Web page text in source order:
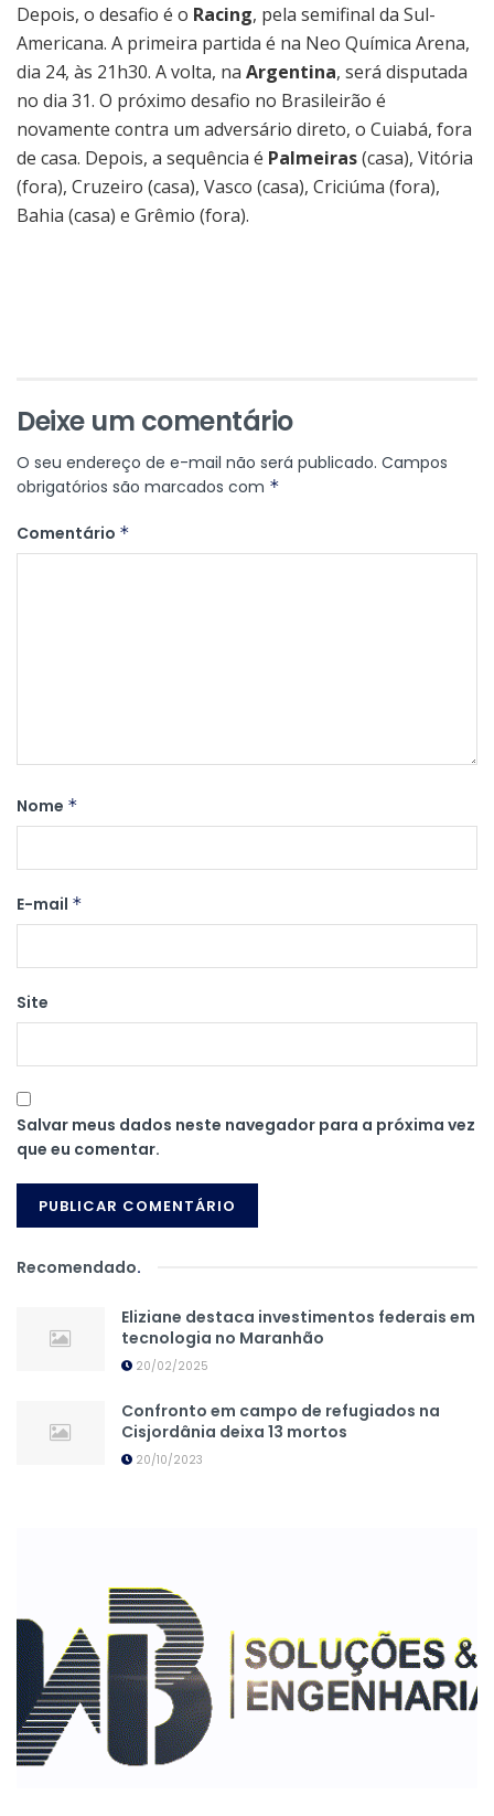
Depois, o desafio é o Racing, pela semifinal da Sul-
Americana. A primeira partida é na Neo Química Arena,
dia 24, às 21h30. A volta, na Argentina, será disputada
no dia 31. O próximo desafio no Brasileirão é
novamente contra um adversário direto, o Cuiabá, fora
de casa. Depois, a sequência é Palmeiras(casa), Vitória
(fora), Cruzeiro (casa), Vasco (casa), Criciúma (fora),
Bahia (casa) e Grêmio (fora).
Deixe um comentário
O seu endereço de e-mail não será publicado. Campos
obrigatórios são marcados com *
Comentário *
Nome *
E-mail *
Site
Salvar meus dados neste navegador para a próxima vez
que eu comentar.
Recomendado.
Eliziane destaca investimentos federais em
tecnologia no Maranhão
20/02/2025
Confronto em campo de refugiados na
Cisjordânia deixa 13 mortos
20/10/2023